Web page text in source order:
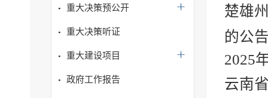
重大决策预公开
重大决策听证
重大建设项目
政府工作报告
楚雄
的公
2025
云南